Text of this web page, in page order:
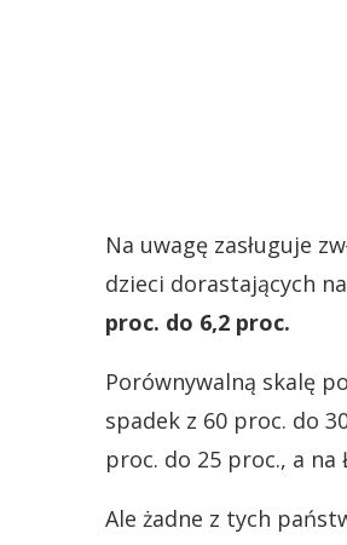
Na uwagę zasługuje
dzieci dorastających
proc. do 6,2 proc.
Porównywalną skalę
spadek z 60 proc. do
proc. do 25 proc., a na
Ale żadne z tych